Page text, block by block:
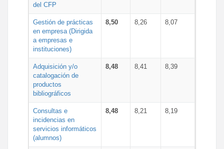
del CFP
Gestión de prácticas
en empresa (Dirigida
a empresas e
instituciones)
8,50 8,26 8,07
Adquisición y/o
catalogación de
productos
bibliográficos
8,48 8,41 8,39
Consultas e
incidencias en
servicios informáticos
(alumnos)
8,48 8,21 8,19